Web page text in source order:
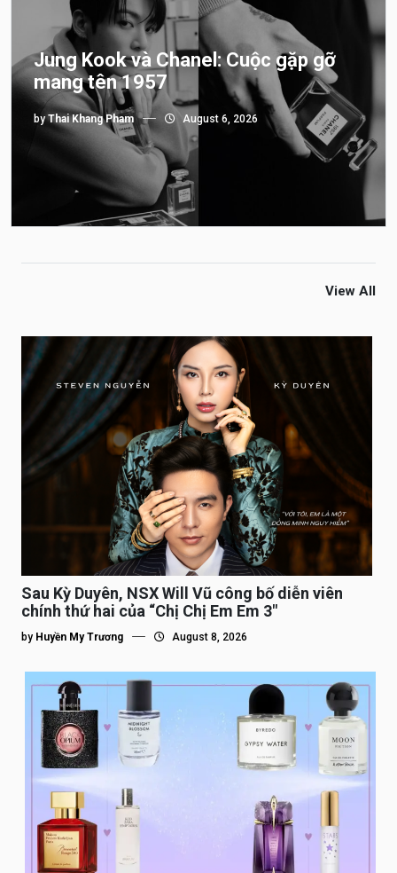
Jung Kook và Chanel: Cuộc gặp gỡ
mang tên 1957
byThai Khang Pham August 6, 2026
View All
Sau Kỳ Duyên, NSX Will Vũ công bố diễn viên
chính thứ hai của “Chị Chị Em Em 3″
by Huyền My Trương August 8, 2026